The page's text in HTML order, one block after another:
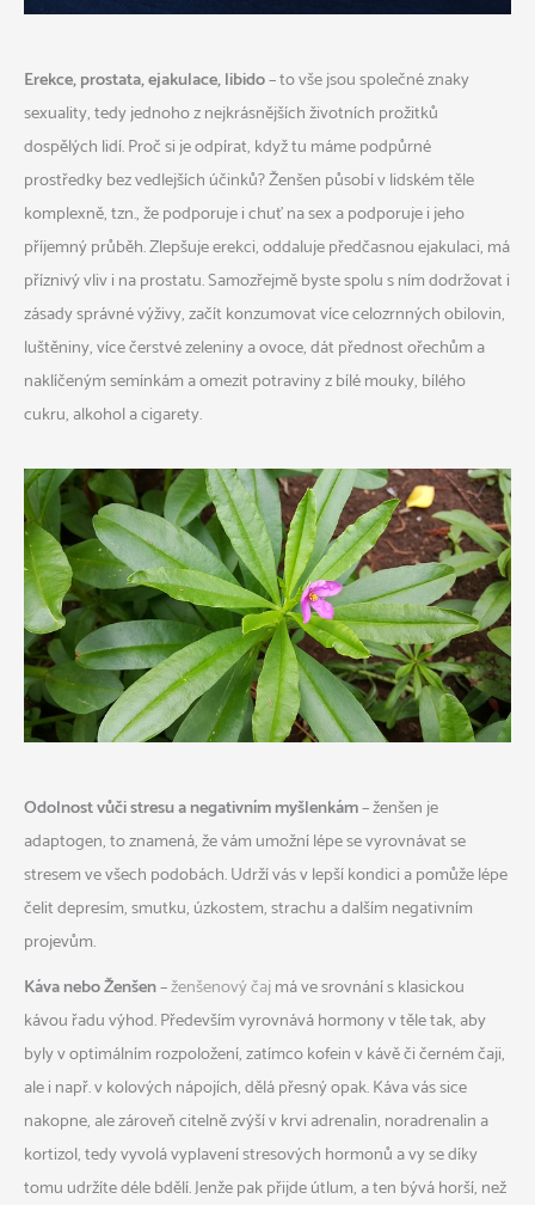
Erekce, prostata, ejakulace, libido– to vše jsou společné znaky
sexuality, tedy jednoho z nejkrásnějších životních prožitků
dospělých lidí. Proč si je odpírat, když tu máme podpůrné
prostředky bez vedlejších účinků? Ženšen působí v lidském těle
komplexně, tzn., že podporuje i chuť na sex a podporuje i jeho
příjemný průběh. Zlepšuje erekci, oddaluje předčasnou ejakulaci, má
příznivý vliv i na prostatu. Samozřejmě byste spolu s ním dodržovat i
zásady správné výživy, začít konzumovat více celozrnných obilovin,
luštěniny, více čerstvé zeleniny a ovoce, dát přednost ořechům a
naklíčeným semínkám a omezit potraviny z bílé mouky, bílého
cukru, alkohol a cigarety.
Odolnost vůči stresu a negativním myšlenkám– ženšen je
adaptogen, to znamená, že vám umožní lépe se vyrovnávat se
stresem ve všech podobách. Udrží vás v lepší kondici a pomůže lépe
čelit depresím, smutku, úzkostem, strachu a dalším negativním
projevům.
Káva nebo Ženšen–ženšenový čajmá ve srovnání s klasickou
kávou řadu výhod. Především vyrovnává hormony v těle tak, aby
byly v optimálním rozpoložení, zatímco kofein v kávě či černém čaji,
ale i např. v kolových nápojích, dělá přesný opak. Káva vás sice
nakopne, ale zároveň citelně zvýší v krvi adrenalin, noradrenalin a
kortizol, tedy vyvolá vyplavení stresových hormonů a vy se díky
tomu udržíte déle bdělí. Jenže pak přijde útlum, a ten bývá horší, než